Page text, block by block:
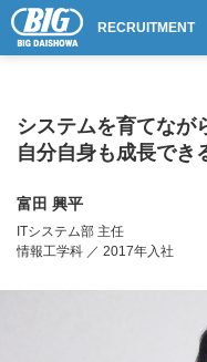
RECRUITMENT
システムを育てなが
自分自身も成長でき
富田 興平
ITシステム部 主任
情報工学科 ／ 2017年入社